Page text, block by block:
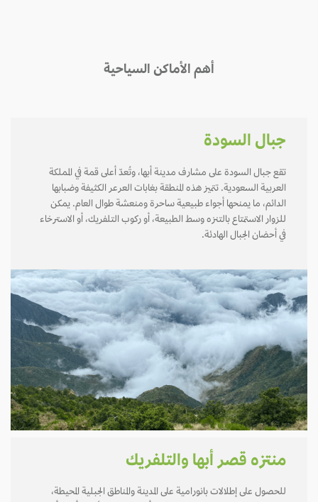
أهم الأماكن السياحية
جبال السودة
تقع جبال السودة على مشارف مدينة أبها، وتُعدّ أعلى قمة في المملكة
العربية السعودية. تتميز هذه المنطقة بغابات العرعر الكثيفة وضبابها
الدائم، ما يمنحها أجواء طبيعية ساحرة ومنعشة طوال العام. يمكن
للزوار الاستمتاع بالتنزه وسط الطبيعة، أو ركوب التلفريك، أو الاسترخاء
في أحضان الجبال الهادئة.
منتزه قصر أبها والتلفريك
للحصول على إطلالات بانورامية على المدينة والمناطق الجبلية المحيطة،